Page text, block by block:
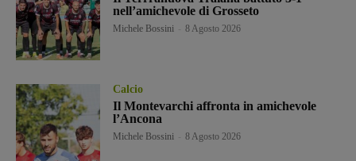
nell’amichevole di Grosseto
Michele Bossini 8 Agosto 2026
Calcio
Il Montevarchi affronta in amichevole
l’Ancona
Michele Bossini 8 Agosto 2026